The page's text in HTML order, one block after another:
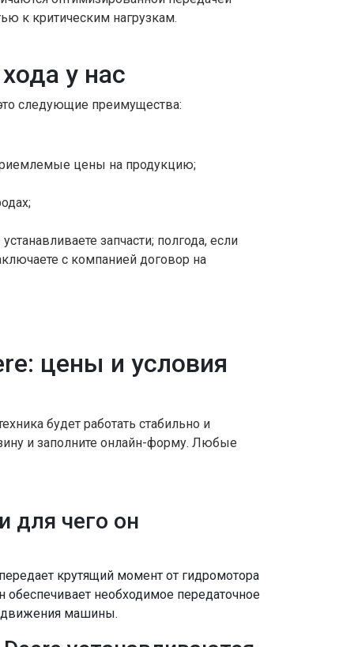
к критическим нагрузкам.
у нас
следующие преимущества:
цены на продукцию;
запчасти; полгода, если
с компанией договор на
цены и условия
будет работать стабильно и
и заполните онлайн-форму. Любые
для чего он
крутящий момент от гидромотора
обеспечивает необходимое передаточное
движения машины.